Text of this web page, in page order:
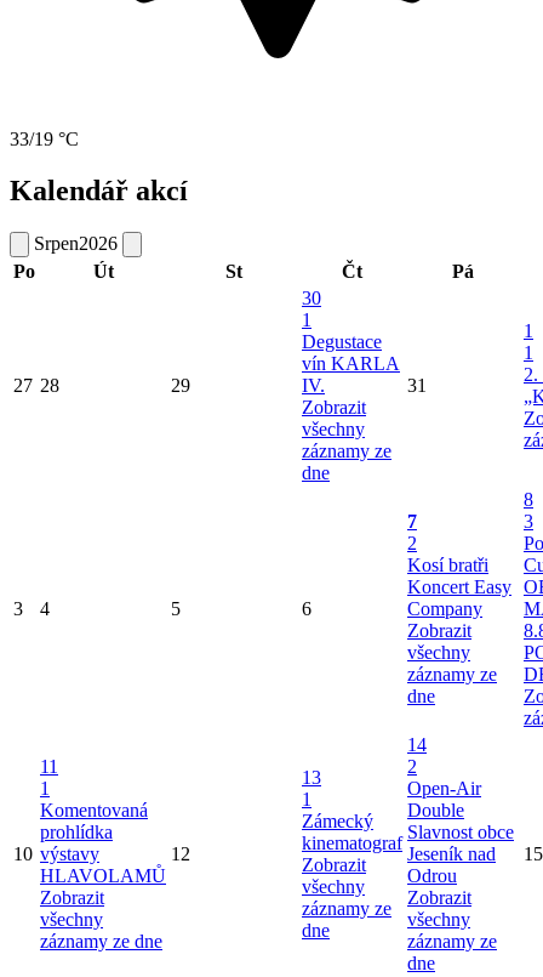
33/19 °C
Kalendář akcí
Srpen2026
Po
Út St Čt Pá
27 28 29
30
1
Degustace
vín KARLA
IV.
Zobrazit
všechny
záznamy ze
dne
31
1
1
2.
3 4 5 6
7
2
Kosí bratři
Koncert Easy
Company
Zobrazit
všechny
záznamy ze
dne
8
3
10
11
1
Komentovaná
prohlídka
výstavy
HLAVOLAMŮ
Zobrazit
všechny
záznamy ze dne
12
13
1
Zámecký
kinematograf
Zobrazit
všechny
záznamy ze
dne
14
2
Open-Air
Double
Slavnost obce
Jeseník nad
Odrou
Zobrazit
všechny
záznamy ze
dne
15